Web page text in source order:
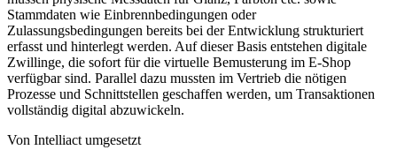
Stammdaten wie Einbrennbedingungen oder
Zulassungsbedingungen bereits bei der Entwicklung strukturiert
erfasst und hinterlegt werden. Auf dieser Basis entstehen digitale
Zwillinge, die sofort für die virtuelle Bemusterung im E-Shop
verfügbar sind. Parallel dazu mussten im Vertrieb die nötigen
Prozesse und Schnittstellen geschaffen werden, um Transaktionen
vollständig digital abzuwickeln.
Von Intelliact umgesetzt